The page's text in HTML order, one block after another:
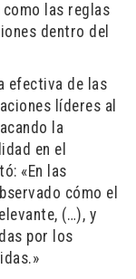
las reglas
dentro del
efectiva de las
líderes al
la
en el
«En las
cómo el
(…), y
por los